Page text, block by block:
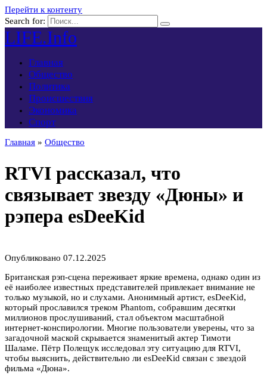
Перейти к контенту
Search for:
LIFE.Info
Главная
Общество
Политика
Происшествия
Экономика
Спорт
Главная » Общество
RTVI рассказал, что
связывает звезду «Дюны» и
рэпера esDeeKid
Опубликовано 07.12.2025
Британская рэп-сцена переживает яркие времена, однако один из
её наиболее известных представителей привлекает внимание не
только музыкой, но и слухами. Анонимный артист, esDeeKid,
который прославился треком Phantom, собравшим десятки
миллионов прослушиваний, стал объектом масштабной
интернет-конспирологии. Многие пользователи уверены, что за
загадочной маской скрывается знаменитый актер Тимоти
Шаламе. Пётр Полещук исследовал эту ситуацию для RTVI,
чтобы выяснить, действительно ли esDeeKid связан с звездой
фильма «Дюна».